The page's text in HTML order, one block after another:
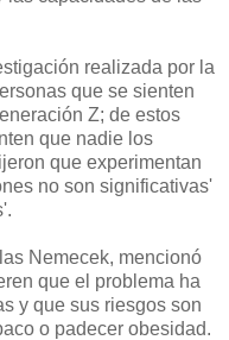
realizada por la
que se sienten
Z; de estos
que nadie los
que experimentan
no son significativas'
Nemecek, mencionó
que el problema ha
y que sus riesgos son
o padecer obesidad.